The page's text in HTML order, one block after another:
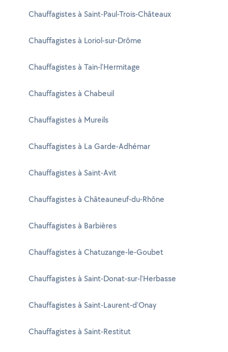
Chauffagistes à Saint-Paul-Trois-Châteaux
Chauffagistes à Loriol-sur-Drôme
Chauffagistes à Tain-l'Hermitage
Chauffagistes à Chabeuil
Chauffagistes à Mureils
Chauffagistes à La Garde-Adhémar
Chauffagistes à Saint-Avit
Chauffagistes à Châteauneuf-du-Rhône
Chauffagistes à Barbières
Chauffagistes à Chatuzange-le-Goubet
Chauffagistes à Saint-Donat-sur-l'Herbasse
Chauffagistes à Saint-Laurent-d'Onay
Chauffagistes à Saint-Restitut